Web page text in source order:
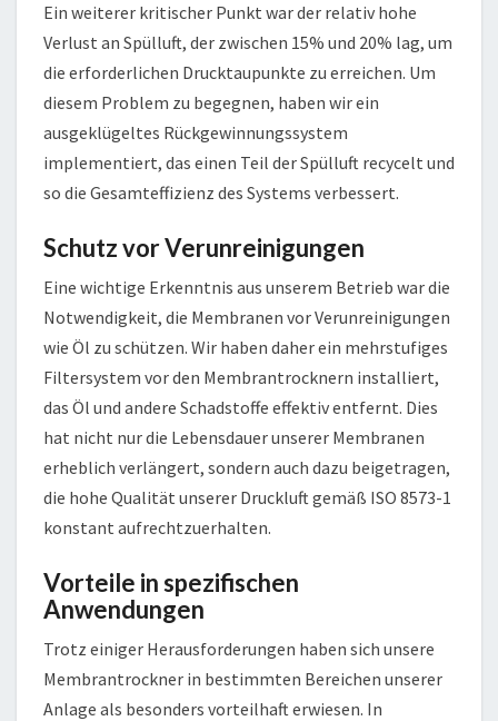
Ein weiterer kritischer Punkt war der relativ hohe
Verlust an Spülluft, der zwischen 15% und 20% lag, um
die erforderlichen Drucktaupunkte zu erreichen. Um
diesem Problem zu begegnen, haben wir ein
ausgeklügeltes Rückgewinnungssystem
implementiert, das einen Teil der Spülluft recycelt und
so die Gesamteffizienz des Systems verbessert.
Schutz vor Verunreinigungen
Eine wichtige Erkenntnis aus unserem Betrieb war die
Notwendigkeit, die Membranen vor Verunreinigungen
wie Öl zu schützen. Wir haben daher ein mehrstufiges
Filtersystem vor den Membrantrocknern installiert,
das Öl und andere Schadstoffe effektiv entfernt. Dies
hat nicht nur die Lebensdauer unserer Membranen
erheblich verlängert, sondern auch dazu beigetragen,
die hohe Qualität unserer Druckluft gemäß ISO 8573-1
konstant aufrechtzuerhalten.
Vorteile in spezifischen
Anwendungen
Trotz einiger Herausforderungen haben sich unsere
Membrantrockner in bestimmten Bereichen unserer
Anlage als besonders vorteilhaft erwiesen. In